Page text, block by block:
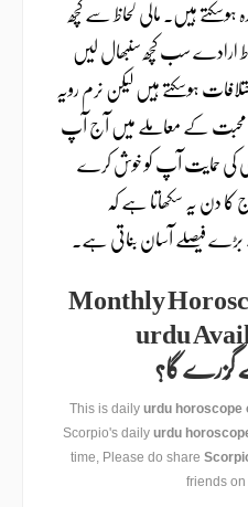
ہیں۔ مالی لحاظ سے کچھ
ارادے سب کچھ سنبھال لیں
ہوسکتے ہیں لیکن نرم رویہ
محبت کے معاملے میں آج آپ
کی حمایت آپ کو خوش کرے
دن یہ سکھاتا ہے کہ
فیصلے آسان بناتی ہے۔
Monthly
urdu
گُزرے گا؟
This is daily urdu horoscope
Scorpio's daily urdu
time, Please do share
friends